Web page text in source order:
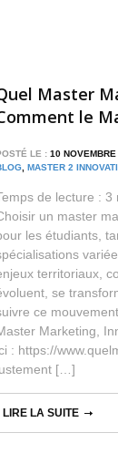
Master
le
LE : 10
MASTER 2
de lecture : 3
un master
les étudiants,
territoriaux,
se
ce
Marketing,
: https://
[…]
LIRE LA SUITE